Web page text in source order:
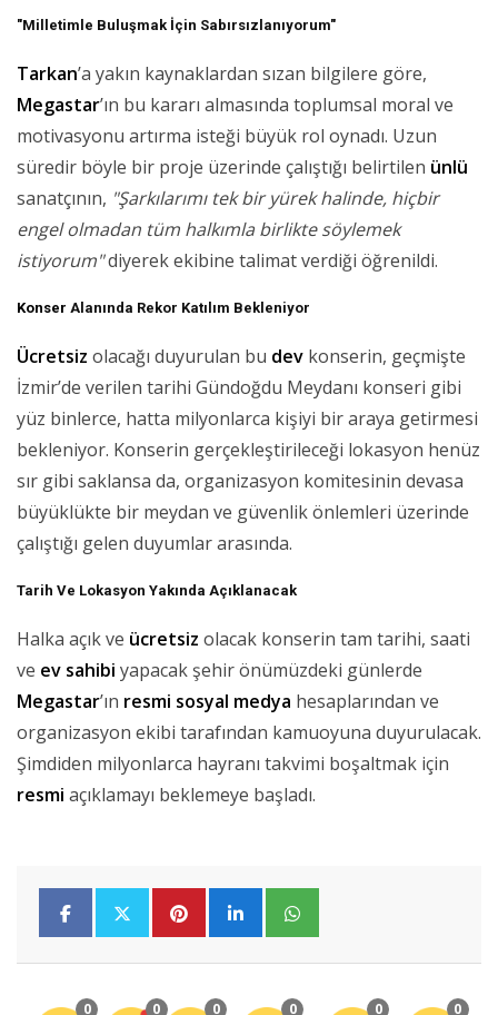
"Milletimle Buluşmak İçin Sabırsızlanıyorum"
Tarkan’a yakın kaynaklardan sızan bilgilere göre,
Megastar’ın bu kararı almasında toplumsal moral ve
motivasyonu artırma isteği büyük rol oynadı. Uzun
süredir böyle bir proje üzerinde çalıştığı belirtilen ünlü
sanatçının, "Şarkılarımı tek bir yürek halinde, hiçbir
engel olmadan tüm halkımla birlikte söylemek
istiyorum"diyerek ekibine talimat verdiği öğrenildi.
Konser Alanında Rekor Katılım Bekleniyor
Ücretsiz olacağı duyurulan bu dev konserin, geçmişte
İzmir’de verilen tarihi Gündoğdu Meydanı konseri gibi
yüz binlerce, hatta milyonlarca kişiyi bir araya getirmesi
bekleniyor. Konserin gerçekleştirileceği lokasyon henüz
sır gibi saklansa da, organizasyon komitesinin devasa
büyüklükte bir meydan ve güvenlik önlemleri üzerinde
çalıştığı gelen duyumlar arasında.
Tarih Ve Lokasyon Yakında Açıklanacak
Halka açık ve ücretsiz olacak konserin tam tarihi, saati
ve ev sahibi yapacak şehir önümüzdeki günlerde
Megastar’ın resmi sosyal medya hesaplarından ve
organizasyon ekibi tarafından kamuoyuna duyurulacak.
Şimdiden milyonlarca hayranı takvimi boşaltmak için
resmi açıklamayı beklemeye başladı.
0 0 0 0 0 0